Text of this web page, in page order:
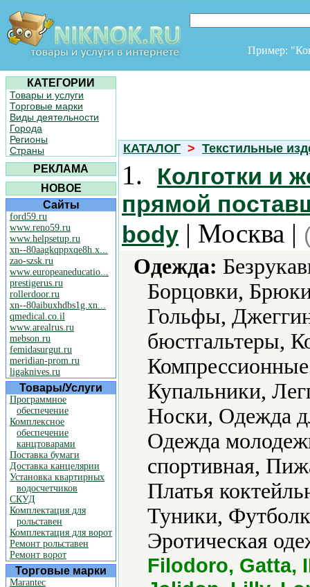
Пример:
КАТЕГОРИИ
Товары и услуги
Торговые марки
Виды деятельности
Города
Регионы
Страны
РЕКЛАМА
НОВОЕ
Сайты
ford59.ru
www.reno59.ru
www.helpsetup.ru
xn--80aagkqppxqe8h.x...
zao-szsk.ru
www.europeaneducatio...
prestigerus.ru
rollerdoor.ru
xn--80aibuxhdbs1g.xn...
qmedical.co.il
www.arealrus.ru
mebson.ru
femidasurgut.ru
meridian-prom.ru
ligaknives.ru
Товары/Услуги
Программное
обеспечение
Комплексное
обеспечение
канцтоварами
Поставка бумаги
Доставка канцелярии
Установка квартирных
водосчетчиков
СКУД
Комплектация для
рольставен
Комплектация для ворот
Ремонт рольставен
Ремонт ворот
Торговые марки
Marantec
КАТАЛОГ > Текстильные
1.
Колготки и
прямой
body | Москва |
Одежда:
Борцовки,
Гольфы,
бюстгальтеры,
Купальники,
Носки, Одежда
Одежда
спортивная,
Платья
Туники,
Эротическая
Filodoro, Gatta,